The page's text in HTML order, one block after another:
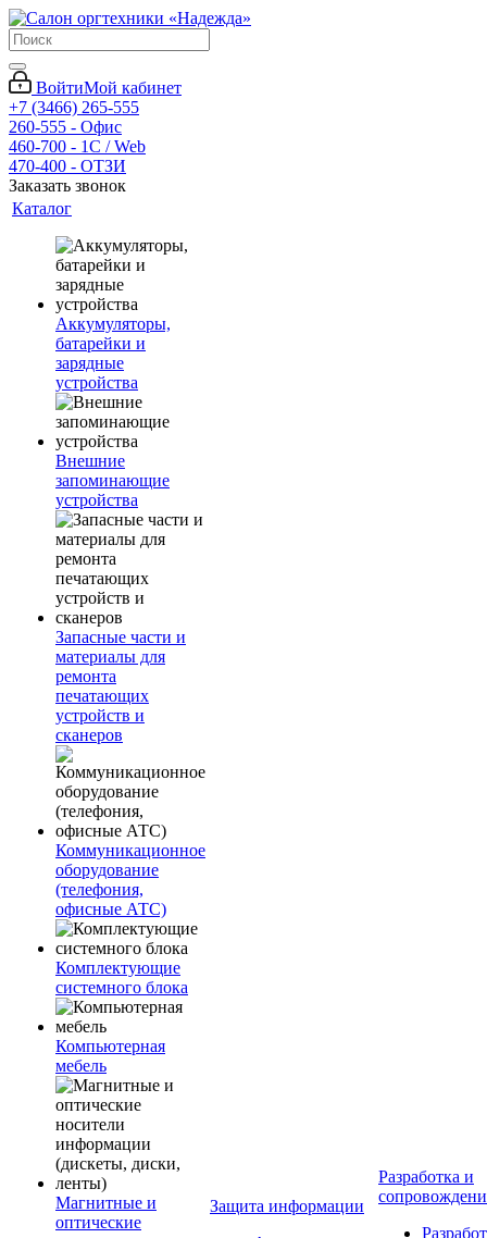
ВойтиМой кабинет
+7 (3466) 265-555
260-555 - Офис
460-700 - 1C / Web
470-400 - ОТЗИ
Заказать звонок
Каталог
Аккумуляторы,
батарейки и
зарядные
устройства
Внешние
запоминающие
устройства
Запасные части и
материалы для
ремонта
печатающих
устройств и
сканеров
Коммуникационное
оборудование
(телефония,
офисные АТС)
Комплектующие
системного блока
Компьютерная
мебель
Магнитные и
оптические
Защита информации
Разработка и